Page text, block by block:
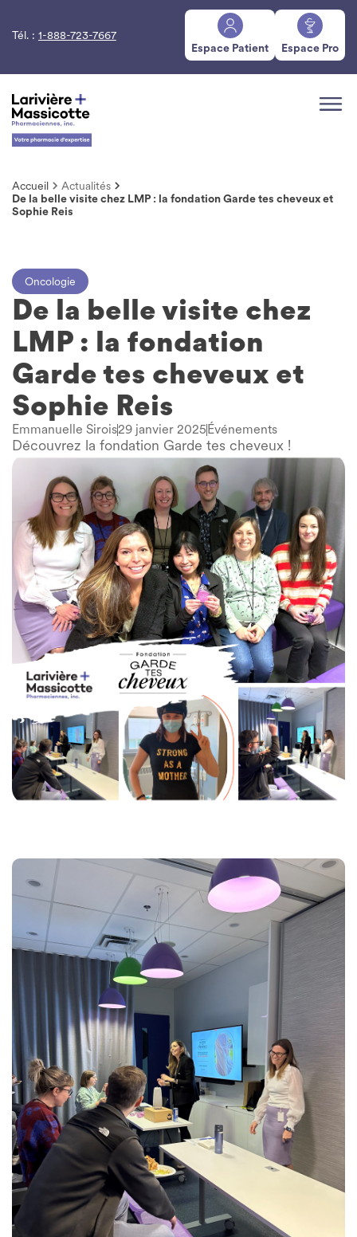
Tél. : 1-888-723-7667
Espace Patient
Espace Pro
Accueil
Actualités
De la belle visite chez LMP : la fondation Garde tes cheveux et
Sophie Reis
Oncologie
De la belle visite chez
LMP : la fondation
Garde tes cheveux et
Sophie Reis
Emmanuelle Sirois29 janvier 2025Événements
Découvrez la fondation Garde tes cheveux !